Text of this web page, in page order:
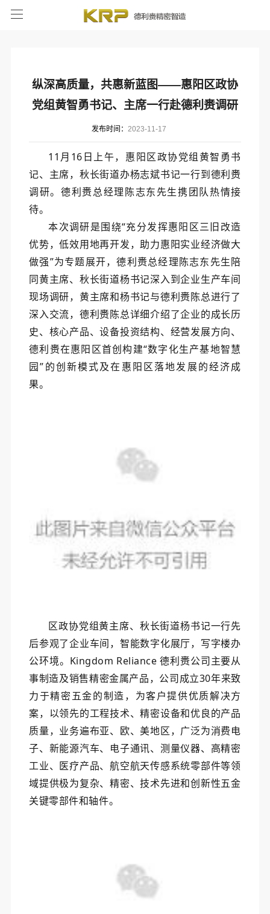
纵深高质量，共惠新蓝图——惠阳区政协
党组黄智勇书记、主席一行赴德利赉调研
发布时间： 2023-11-17
11月16日上午，惠阳区政协党组黄智勇书
记、主席，秋长街道办杨志斌书记一行到德利赉
调研。德利赉总经理陈志东先生携团队热情接
待。
本次调研是围绕“充分发挥惠阳区三旧改造
优势，低效用地再开发，助力惠阳实业经济做大
做强”为专题展开，德利赉总经理陈志东先生陪
同黄主席、秋长街道杨书记深入到企业生产车间
现场调研，黄主席和杨书记与德利赉陈总进行了
深入交流，德利赉陈总详细介绍了企业的成长历
史、核心产品、设备投资结构、经营发展方向、
德利赉在惠阳区首创构建“数字化生产基地智慧
园”的创新模式及在惠阳区落地发展的经济成
果。
区政协党组黄主席、秋长街道杨书记一行先
后参观了企业车间，智能数字化展厅，写字楼办
公环境。Kingdom Reliance 德利赉公司主要从
事制造及销售精密金属产品，公司成立30年来致
力于精密五金的制造，为客户提供优质解决方
案，以领先的工程技术、精密设备和优良的产品
质量，业务遍布亚、欧、美地区，广泛为消费电
子、新能源汽车、电子通讯、测量仪器、高精密
工业、医疗产品、航空航天传感系统零部件等领
域提供极为复杂、精密、技术先进和创新性五金
关键零部件和轴件。